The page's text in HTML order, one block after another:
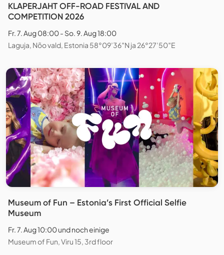
KLAPERJAHT OFF-ROAD FESTIVAL AND
COMPETITION 2026
Fr. 7. Aug 08:00 - So. 9. Aug 18:00
Laguja, Nõo vald, Estonia 58°09’36″N ja 26°27’50″E
Museum of Fun – Estonia’s First Official Selfie
Museum
Fr. 7. Aug 10:00 und noch einige
Museum of Fun, Viru 15, 3rd floor